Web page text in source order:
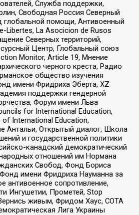
Служба поддержки,
Свободная Россия Северный
глобальной помощи, Антивоенный
Libertes, La Asocicion de Rusos
Северных территорий,
Центр, Глобальный союз
Monitor, Article 19, Мнение
черного креста, Радио
общество изучения
имени Фридриха Эберта, XZ
поддержки гендерной
Форум имени Льва
for International Education,
International Education,
Антальи, Открытый диалог, Школа
и государственной политики
канадский демократический
отношений им Нормана
Свобод, Фонд Бориса
имени Фридриха Науманна за
антивоенное сопротивление,
Ингушетии, Прометей, Stop
живым, Фридом Хаус, СОТА
Лига Украины